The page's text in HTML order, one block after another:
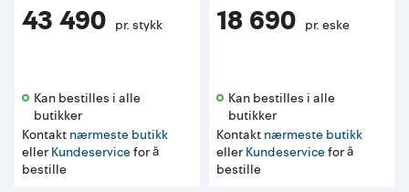
43 490 pr. stykk
Kan bestilles i alle
butikker
Kontakt nærmeste butikk
ellerKundeservicefor å
bestille
18 690 pr. eske
Kan bestilles i alle
butikker
Kontakt nærmeste butikk
ellerKundeservicefor å
bestille